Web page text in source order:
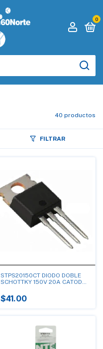
0
40 productos
FILTRAR
STPS20150CT DIODO DOBLE
SCHOTTKY 150V 20A CATODO
$41.00